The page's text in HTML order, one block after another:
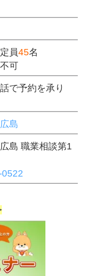
員45名
可
で予約を承り
島
島 職業相談第1